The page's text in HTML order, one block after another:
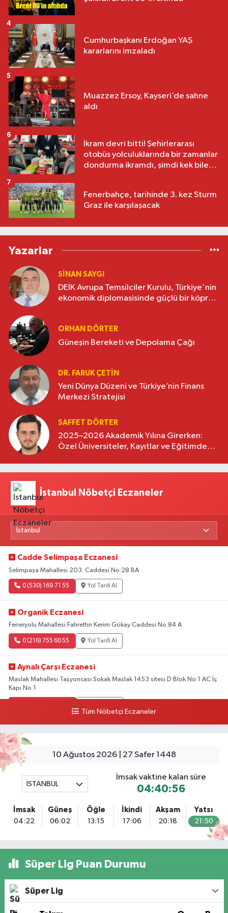
Cumhurbaşkanı Erdoğan YAŞ
kararlarını imzaladı
4
Muazzez Ersoy, Kayseri’de sahne
aldı
5
İkram devri bitti! Şehirlerarası
otobüs yolculuklarında bir zamanlar
dondurma ikramdı, şimdi kek bile
6
Fenerbahçe, tarihinde 3. kez Sturm
Graz ile karşılaşacak
7
Yazarlar
SINAN SAYGI
DEİK Avrupa Temsilciler Kurulu, Türkiye'nin
ekonomik diplomasisinde güçlü bir köprü
ORHAN DÖRTER
Güneşin Bereketi ve Depolama Çağı
DR. FARUK ÇETİN
Yeni Dünya Düzeni ve Türkiye’nin Finans
Merkezi Stratejisi
SAFFET DÖRTER
2025–2026 Akademik Yılına Girerken:
Özel Üniversiteler, Kayıtlar ve Eğitimde
İstanbul Nöbetçi Eczaneler
Cadde Selimpaşa Eczanesi
Selimpaşa Mahallesi 203. Caddesi No:28 BA
0 (530) 169 71 55 Yol Tarifi Al
Organik Eczanesi
Feneryolu Mahallesi Fahrettin Kerim Gökay Caddesi No:84 A
0 (216) 755 60 55 Yol Tarifi Al
Aynalı Çarşı Eczanesi
Maslak Mahallesi Taşyoncası Sokak Maslak 1453 sitesi D Blok No:1 AC İç
Kapı No:1
Osmanağa Mahallesi Kuşdili Caddesi No:55 A
0 (216) 784 30 99 Yol Tarifi Al
Ekinoba Eczanesi
0 (212) 823 05 30 Yol Tarifi Al
KARŞISI
Bayraktar Eczanesi
Tüm Nöbetçi Eczaneler
10 Ağustos 2026 | 27 Safer 1448
İSTANBUL
İmsak vaktine kalan süre
04:40:56
İmsak
04:22
Güneş
06:02
Öğle
13:15
İkindi
17:06
Akşam
20:18
Yatsı
21:50
Süper Lig Puan Durumu
Süper Lig